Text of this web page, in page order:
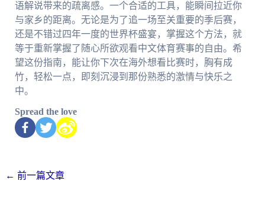
语解说带来的疏离感。一个合适的工具，能瞬间拉近你
与家乡的距离。无论是为了追一场至关重要的季后赛，
还是不错过四年一度的世界杯盛宴，掌握这个方法，就
等于重新掌握了随心所欲观看中文体育赛事的自由。希
望这份指南，能让你下次在海外想看比赛时，胸有成
竹，轻松一点，即刻沉浸到那份熟悉的激情与快乐之
中。
Spread the love
← 前一篇文章